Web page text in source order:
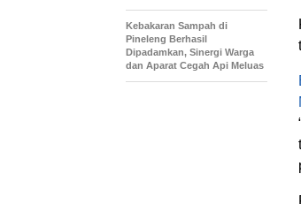
Kebakaran Sampah di
Pineleng Berhasil
Dipadamkan, Sinergi Warga
dan Aparat Cegah Api Meluas